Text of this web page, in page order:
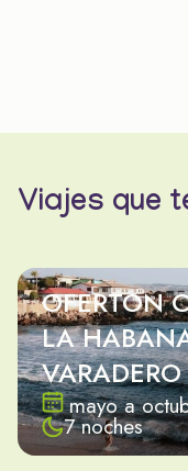
Viajes que
OFERTON
LA
VARADERO
mayo a
7 noches